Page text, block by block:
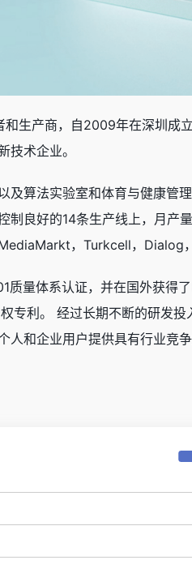
生产商，自2009年在深圳成
技术企业。
及算法实验室和体育与健康
制良好的14条生产线上，月
，Turkcell，Dialog
质量体系认证，并在国外获得
专利。 经过长期不断的研发
和企业用户提供具有行业竞争